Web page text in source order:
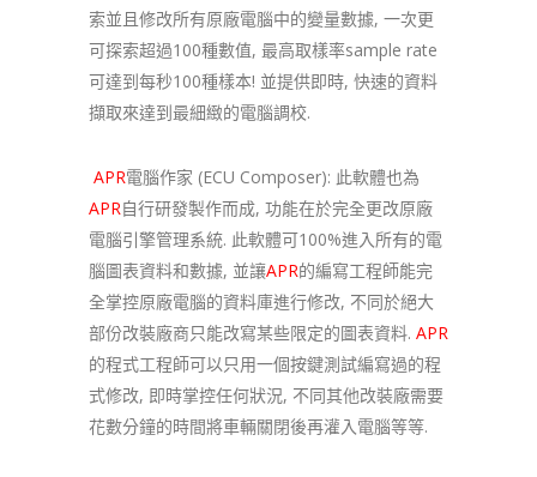
索並且修改所有原廠電腦中的變量數據, 一次更
可探索超過100種數值, 最高取樣率sample rate
可達到每秒100種樣本! 並提供即時, 快速的資料
擷取來達到最細緻的電腦調校.
APR電腦作家 (ECU Composer): 此軟體也為
APR自行研發製作而成, 功能在於完全更改原廠
電腦引擎管理系統. 此軟體可100%進入所有的電
腦圖表資料和數據, 並讓APR的編寫工程師能完
全掌控原廠電腦的資料庫進行修改, 不同於絕大
部份改裝廠商只能改寫某些限定的圖表資料. APR
的程式工程師可以只用一個按鍵測試編寫過的程
式修改, 即時掌控任何狀況, 不同其他改裝廠需要
花數分鐘的時間將車輛關閉後再灌入電腦等等.